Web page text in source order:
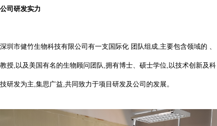
公司研发实力
深圳市健竹生物科技有限公司有一支国际化 团队组成,主要包含领域的 、
教授,以及美国有名的生物顾问团队,拥有博士、硕士学位,以技术创新及科
技研发为主,集思广益,共同致力于项目研发及公司的发展。